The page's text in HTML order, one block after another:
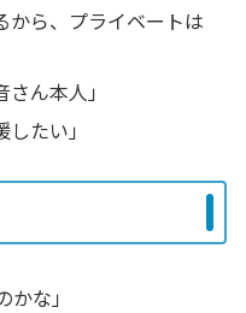
から、プライベートは
ん本人」
たい」
な」